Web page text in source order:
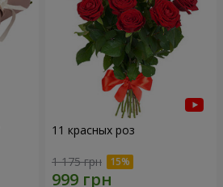
11 красных роз
1 175 грн